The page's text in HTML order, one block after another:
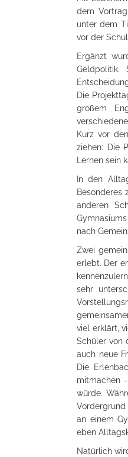
dem
unter dem
vor der
Ergänzt
Geldpolitik.
Die
großem
Kurz vor
ziehen: Die
Lernen sein
In den
anderen
nach
Zwei
erlebt. Der
sehr
viel erklärt,
Schüler von
auch neue
Die
mitmachen
würde.
an einem
eben
Natürlich